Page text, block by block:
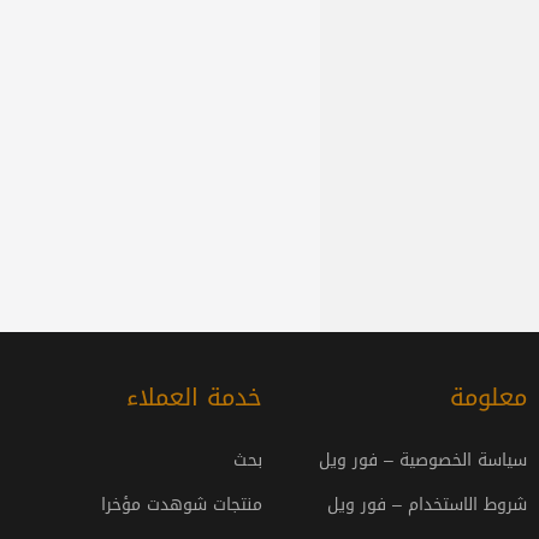
معلومة
سياسة الخصوصية – فور ويل
شروط الاستخدام – فور ويل
خدمة العملاء
بحث
منتجات شوهدت مؤخرا